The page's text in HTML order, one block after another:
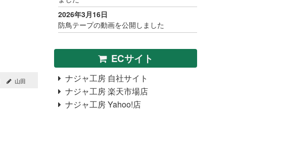
山田
2026年3月16日
防鳥テープの動画を公開しました
ECサイト
ナジャ工房 自社サイト
ナジャ工房 楽天市場店
ナジャ工房 Yahoo!店